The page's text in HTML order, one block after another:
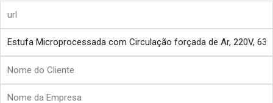
produto
Cliente
Nome